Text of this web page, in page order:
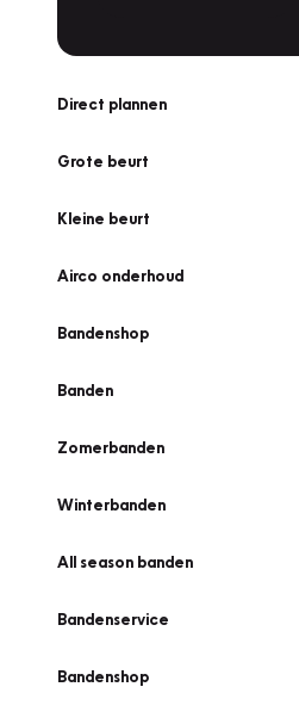
Direct plannen
Grote beurt
Kleine beurt
Airco onderhoud
Bandenshop
Banden
Zomerbanden
Winterbanden
All season banden
Bandenservice
Bandenshop